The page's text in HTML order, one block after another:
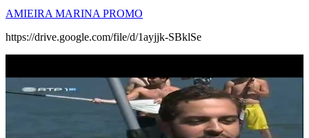
AMIEIRA MARINA PROMO
https://drive.google.com/file/d/1ayjjk-SBklSe